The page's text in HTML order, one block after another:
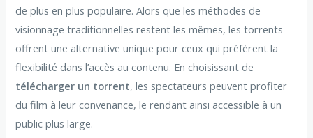
de plus en plus populaire. Alors que les méthodes de
visionnage traditionnelles restent les mêmes, les torrents
offrent une alternative unique pour ceux qui préfèrent la
flexibilité dans l’accès au contenu. En choisissant de
télécharger un torrent, les spectateurs peuvent profiter
du film à leur convenance, le rendant ainsi accessible à un
public plus large.